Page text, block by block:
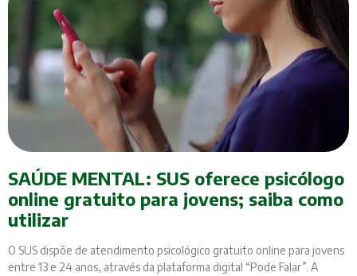
SAÚDE MENTAL: SUS oferece psicólogo
online gratuito para jovens; saiba como
utilizar
O SUS dispõe de atendimento psicológico gratuito online para jovens
entre 13 e 24 anos, através da plataforma digital “Pode Falar”. A